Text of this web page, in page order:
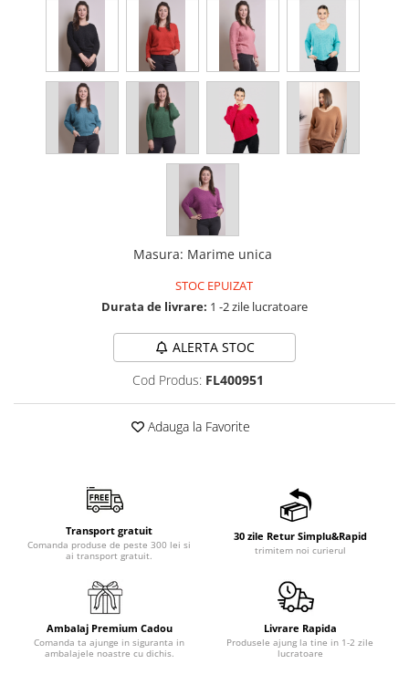
Masura: Marime unica
STOC EPUIZAT
Durata de livrare: 1 -2 zile lucratoare
ALERTA STOC
Cod Produs: FL400951
Adauga la Favorite
Transport gratuit
Comanda produse de peste 300 lei si
ai transport gratuit.
30 zile Retur Simplu&Rapid
trimitem noi curierul
Ambalaj Premium Cadou
Comanda ta ajunge in siguranta in
ambalajele noastre cu dichis.
Livrare Rapida
Produsele ajung la tine in 1-2 zile
lucratoare